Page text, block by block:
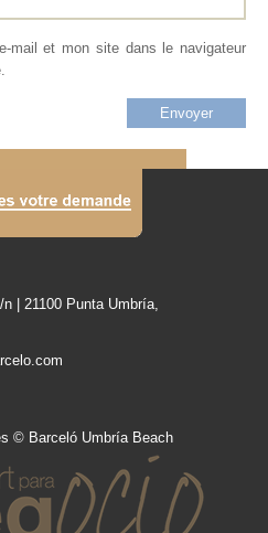
mail et mon site dans le navigateur
| 21100 Punta Umbría,
© Barceló Umbría Beach